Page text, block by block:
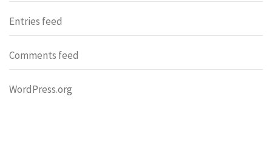
Entries feed
Comments feed
WordPress.org